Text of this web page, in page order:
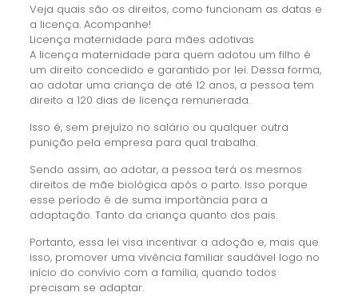
Veja quais são os direitos, como funcionam as datas e
a licença. Acompanhe!
Licença maternidade para mães adotivas
A licença maternidade para quem adotou um filho é
um direito concedido e garantido por lei. Dessa forma,
ao adotar uma criança de até 12 anos, a pessoa tem
direito a 120 dias de licença remunerada.
Isso é, sem prejuízo no salário ou qualquer outra
punição pela empresa para qual trabalha.
Sendo assim, ao adotar, a pessoa terá os mesmos
direitos de mãe biológica após o parto. Isso porque
esse período é de suma importância para a
adaptação. Tanto da criança quanto dos pais.
Portanto, essa lei visa incentivar a adoção e, mais que
isso, promover uma vivência familiar saudável logo no
início do convívio com a família, quando todos
precisam se adaptar.